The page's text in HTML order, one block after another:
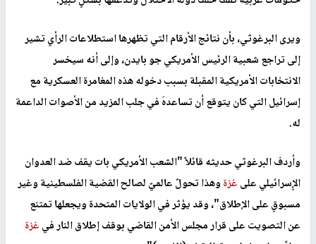
ويرى البرغوثي، بأن نتائج الأرقام التي تظهرها استطلاعات الرأي تشير
إلى تراجع شعبية الرئيس الأمريكي جو بايدن، وإلى أنه سيخسر
الانتخابات الأمريكية المقبلة بسبب دخوله هذه المغامرة العسكرية مع
إسرائيل التي كان يتوقع أن تساعدهَ في جلب المزيد من الأصوات الداعمة
له.
وأردف البرغوثي حديثه قائلاً "الشعب الأمريكي بات يقف ضد العدوان
الإٍسرائيلي علىغزةوهذا تحولٌ عالميٌ لصالح القضية الفلسطينية وغير
مسبوقٍ على الإطلاق"، وقد يؤثر في الولايات المتحدة ويجعلها تمتنع
عن التصويت على قرار مجلس الأمن القاضي بوقف إطلاق النار فيغزة